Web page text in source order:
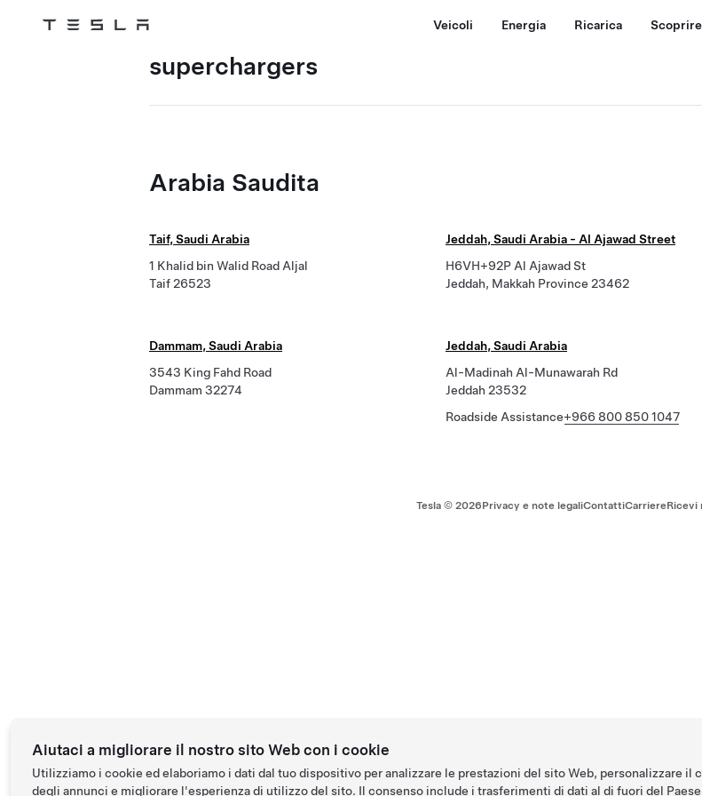
Tesla Veicoli Energia Ricarica Scoprire
superchargers
Arabia Saudita
Taif, Saudi Arabia
1 Khalid bin Walid Road Aljal
Taif 26523
Jeddah, Saudi Arabia - Al Ajawad Street
H6VH+92P Al Ajawad St
Jeddah, Makkah Province 23462
Dammam, Saudi Arabia
3543 King Fahd Road
Dammam 32274
Jeddah, Saudi Arabia
Al-Madinah Al-Munawarah Rd
Jeddah 23532
Roadside Assistance+966 800 850 1047
Tesla © 2026Privacy e note legaliContattiCarriereRicevi
Aiutaci a migliorare il nostro sito Web con i cookie
Utilizziamo i cookie ed elaboriamo i dati dal tuo dispositivo per analizzare le prestazioni del sito Web, personalizzare il
degli annunci e migliorare l'esperienza di utilizzo del sito. Il consenso include i trasferimenti di dati al di fuori del